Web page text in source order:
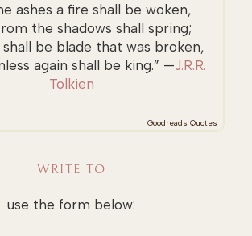
ashes a fire shall be woken,
the shadows shall spring;
shall be blade that was broken,
again shall be king.” —J.R.R.
Tolkien
Goodreads Quotes
WRITE TO
use the form below: